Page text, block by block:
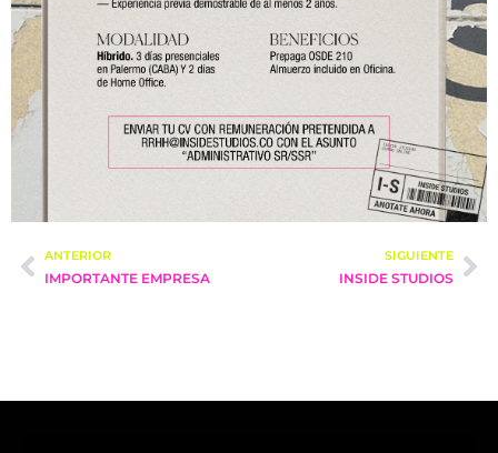
ANTERIOR
IMPORTANTE EMPRESA
SIGUIENTE
INSIDE STUDIOS